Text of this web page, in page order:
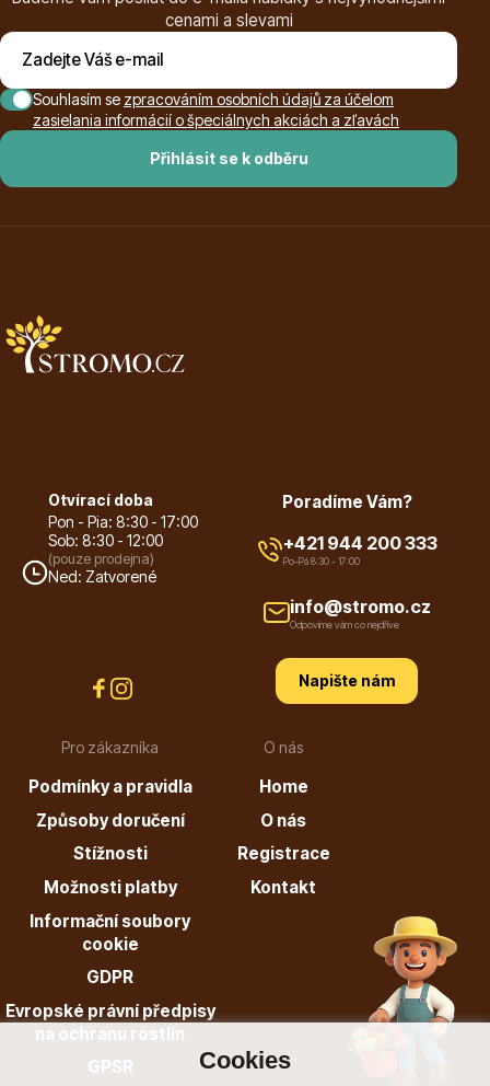
Cookies
Okrasné keře
Bambusy
Dekorace
cenami a slevami
Přihlásit se k odběru
Souhlasím se zpracováním osobních údajů za účelom
zasielania informácií o špeciálnych akciách a zľavách
Otvírací doba
Pon - Pia: 8:30 - 17:00
Sob: 8:30 - 12:00
(pouze prodejna)
Ned: Zatvorené
Pro zákazníka
Podmínky a pravidla
Způsoby doručení
Stížnosti
Možnosti platby
Informační soubory
cookie
GDPR
Evropské právní předpisy
na ochranu rostlin
GPSR
O nás
Home
O nás
Registrace
Kontakt
Poradíme Vám?
+421 944 200 333
Po-Pá 8:30 - 17:00
info@stromo.cz
Odpovíme vám co nejdříve
Napište nám